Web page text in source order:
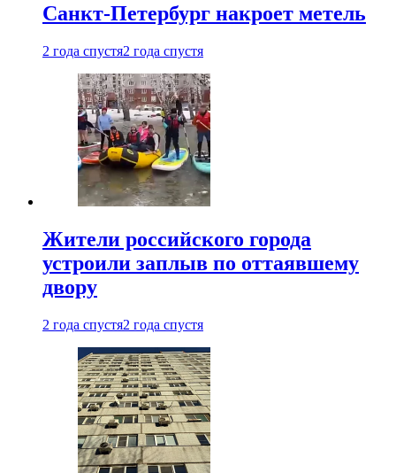
Санкт-Петербург накроет метель
2 года спустя2 года спустя
Жители российского города
устроили заплыв по оттаявшему
двору
2 года спустя2 года спустя